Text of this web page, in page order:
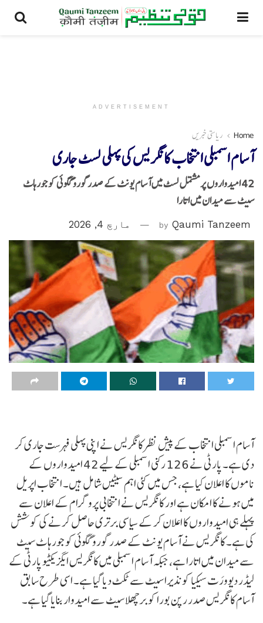
ADVERTISEMENT
Home ریاستی خبریں
آسام اسمبلی انتخاب کانگریس کی پہلی لسٹ جاری
42 امیدواروں پر مشتمل لسٹ میں آسام یونٹ کے صدر گورو گگوئی کو جورہاٹ
سیٹ سے میدان میں اتارا
by Qaumi Tanzeem مارچ 4, 2026
آسام اسمبلی انتخاب کے پیش نظر کانگریس نے اپنی پہلی فہرست جاری کر
دی ہے۔ پارٹی نے 126 رکنی اسمبلی کے لیے 42 امیدواروں کے
ناموں کا اعلان کیا ہے، جس میں کئی اہم سیٹیں شامل ہیں۔ انتخاب اپریل
میں ہونے کا امکان ہے اور کانگریس نے انتخابی پروگرام کے اعلان سے
پہلے ہی امیدواروں کا اعلان کر کے سیاسی برتری حاصل کرنے کی کوشش
کی ہے۔ کانگریس نے آسام یونٹ کے صدر گورو گگوئی کو جورہاٹ سیٹ
سے میدان میں اتارا ہے، جبکہ آسام اسمبلی میں کانگریس ایگزیکٹیو پارٹی کے
لیڈر دیوورَت سیکیا کو نذیرا سیٹ سے ٹکٹ دیا گیا ہے۔ اسی طرح سابق
آسام کانگریس صدر رپن بورا کو برچھلا سیٹ سے امیدوار بنایا گیا ہے۔